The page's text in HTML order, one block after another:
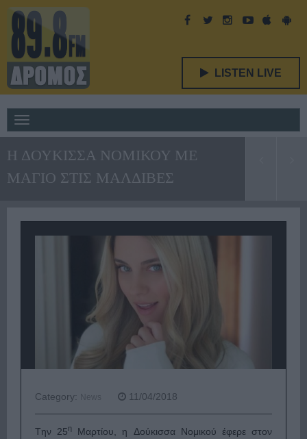
LISTEN LIVE
navigation
Η ΔΟΥΚΙΣΣΑ ΝΟΜΙΚΟΥ ΜΕ
ΜΑΓΙΟ ΣΤΙΣ ΜΑΛΔΙΒΕΣ
Category: News 11/04/2018
Tην 25η Μαρτίου, η
Δούκισσα Νομικού έφερε στον